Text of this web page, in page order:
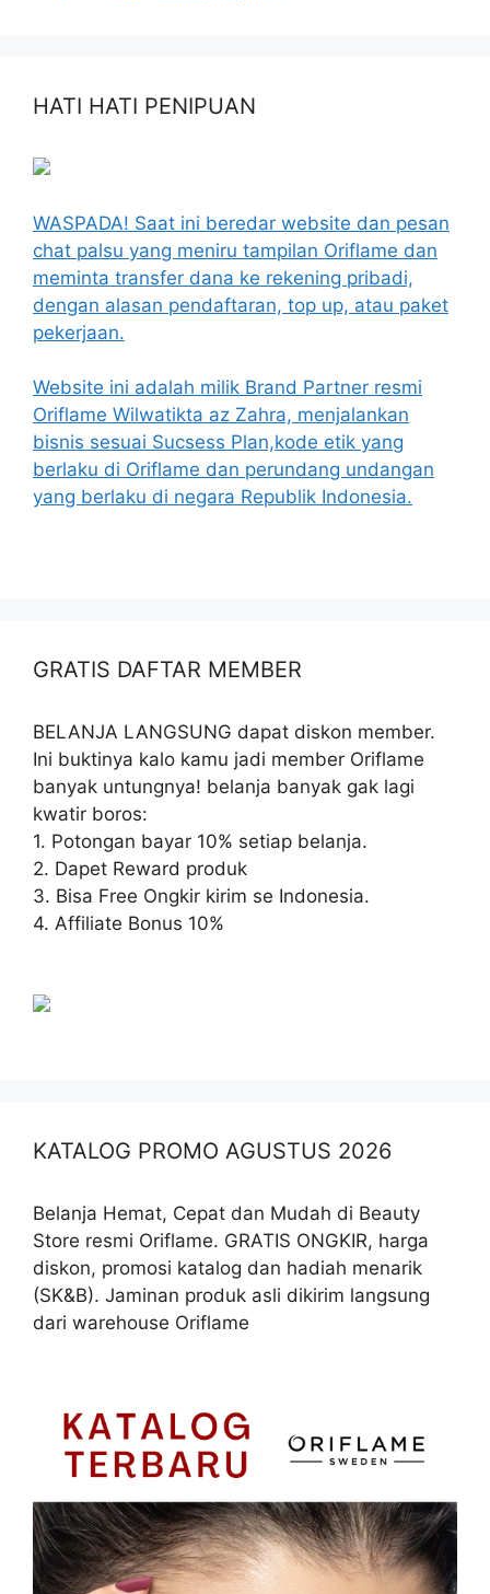
HATI HATI PENIPUAN
WASPADA! Saat ini beredar website dan pesan
chat palsu yang meniru tampilan Oriflame dan
meminta transfer dana ke rekening pribadi,
dengan alasan pendaftaran, top up, atau paket
pekerjaan.
Website ini adalah milik Brand Partner resmi
Oriflame Wilwatikta az Zahra, menjalankan
bisnis sesuai Sucsess Plan,kode etik yang
berlaku di Oriflame dan perundang undangan
yang berlaku di negara Republik Indonesia.
GRATIS DAFTAR MEMBER
BELANJA LANGSUNG dapat diskon member.
Ini buktinya kalo kamu jadi member Oriflame
banyak untungnya! belanja banyak gak lagi
kwatir boros:
1. Potongan bayar 10% setiap belanja.
2. Dapet Reward produk
3. Bisa Free Ongkir kirim se Indonesia.
4. Affiliate Bonus 10%
KATALOG PROMO AGUSTUS 2026
Belanja Hemat, Cepat dan Mudah di Beauty
Store resmi Oriflame. GRATIS ONGKIR, harga
diskon, promosi katalog dan hadiah menarik
(SK&B). Jaminan produk asli dikirim langsung
dari warehouse Oriflame